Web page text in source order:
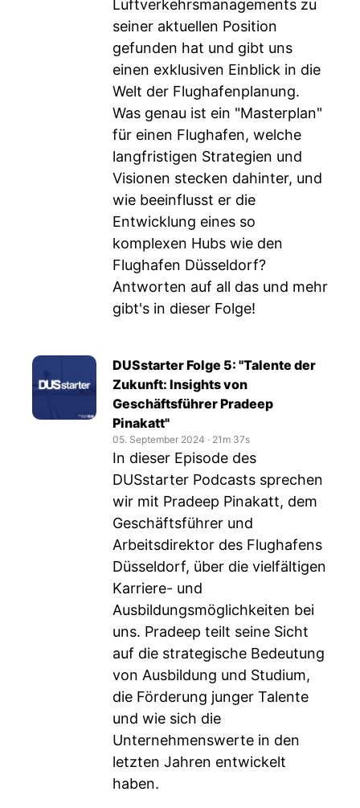
Luftverkehrsmanagements zu
seiner aktuellen Position
gefunden hat und gibt uns
einen exklusiven Einblick in die
Welt der Flughafenplanung.
Was genau ist ein "Masterplan"
für einen Flughafen, welche
langfristigen Strategien und
Visionen stecken dahinter, und
wie beeinflusst er die
Entwicklung eines so
komplexen Hubs wie den
Flughafen Düsseldorf?
Antworten auf all das und mehr
gibt's in dieser Folge!
DUSstarter Folge 5: "Talente der
Zukunft: Insights von
Geschäftsführer Pradeep
Pinakatt"
05. September 2024 ‧ 21m 37s
In dieser Episode des
DUSstarter Podcasts sprechen
wir mit Pradeep Pinakatt, dem
Geschäftsführer und
Arbeitsdirektor des Flughafens
Düsseldorf, über die vielfältigen
Karriere- und
Ausbildungsmöglichkeiten bei
uns. Pradeep teilt seine Sicht
auf die strategische Bedeutung
von Ausbildung und Studium,
die Förderung junger Talente
und wie sich die
Unternehmenswerte in den
letzten Jahren entwickelt
haben.